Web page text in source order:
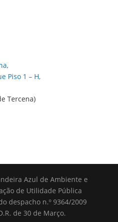
Piso 1 – H,
Tercena)
Azul de Ambiente e
de Utilidade Pública
despacho n.º 9364/2009
de 30 de Março.